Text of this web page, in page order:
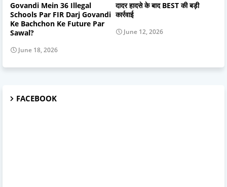
Govandi Mein 36 Illegal
Schools Par FIR Darj Govandi
Ke Bachchon Ke Future Par
Sawal?
June 18, 2026
दादर हादसे के बाद BEST की बड़ी
कार्रवाई
June 12, 2026
FACEBOOK